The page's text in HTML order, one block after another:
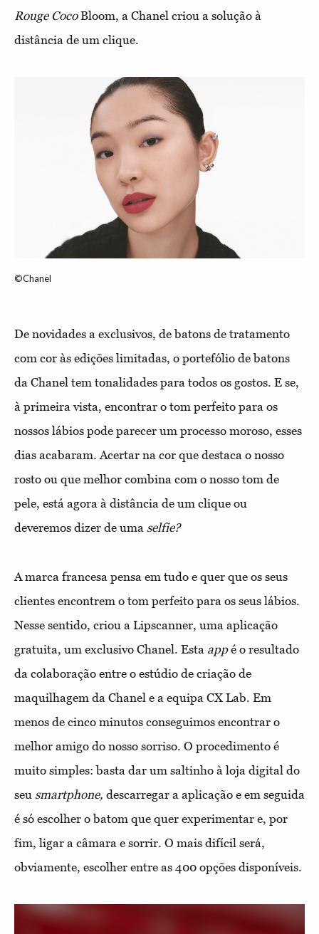
Rouge CocoBloom, a Chanel criou a solução à
distância de um clique.
©Chanel
De novidades a exclusivos, de batons de tratamento
com cor às edições limitadas, o portefólio de batons
da Chanel tem tonalidades para todos os gostos. E se,
à primeira vista, encontrar o tom perfeito para os
nossos lábios pode parecer um processo moroso, esses
dias acabaram. Acertar na cor que destaca o nosso
rosto ou que melhor combina com o nosso tom de
pele, está agora à distância de um clique ou
deveremos dizer de uma selfie?
A marca francesa pensa em tudo e quer que os seus
clientes encontrem o tom perfeito para os seus lábios.
Nesse sentido, criou a Lipscanner, uma aplicação
gratuita, um exclusivo Chanel. Esta appé o resultado
da colaboração entre o estúdio de criação de
maquilhagem da Chanel e a equipa CX Lab. Em
menos de cinco minutos conseguimos encontrar o
melhor amigo do nosso sorriso. O procedimento é
muito simples: basta dar um saltinho à loja digital do
seu smartphone, descarregar a aplicação e em seguida
é só escolher o batom que quer experimentar e, por
fim, ligar a câmara e sorrir. O mais difícil será,
obviamente, escolher entre as 400 opções disponíveis.